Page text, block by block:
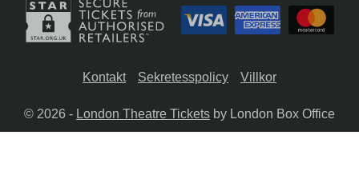
Kontakt Sekretesspolicy Villkor
© 2026 - London Theatre Tickets by London Box Office